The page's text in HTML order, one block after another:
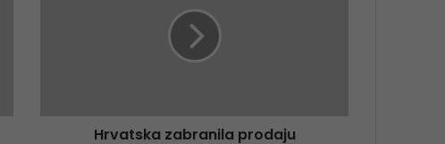
Hrvatska zabranila prodaju